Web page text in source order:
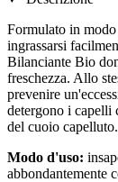
Formulato in
ingrassarsi
Bilanciante Bio
freschezza. Allo
prevenire
detergono i capelli
del cuoio capelluto.
Modo d'uso:
abbondantemente